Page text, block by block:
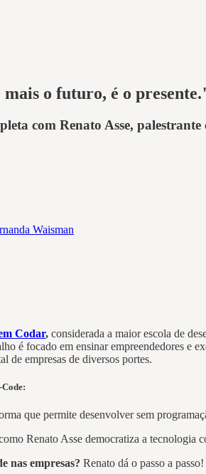
o futuro, é o
com Renato Asse,
Waisman
Codar, considerada a maior escola de
é focado em ensinar empreendedores
de empresas de diversos portes.
que permite desenvolver sem
Renato Asse democratiza a tecnologia
nas empresas? Renato dá o passo a passo!